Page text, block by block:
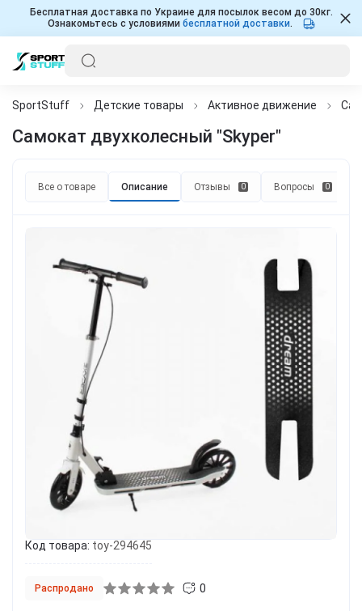
Бесплатная доставка по Украине для посылок весом до 30кг.
Ознакомьтесь с условиями бесплатной доставки.
SportStuff Детские товары Активное движение
Самокат двухколесный "Skyper"
Все о товаре Описание Отзывы 0 Вопросы 0
Код товара: toy-294645
Распродано 0